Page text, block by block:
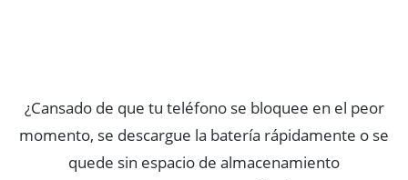
¿Cansado de que tu teléfono se bloquee en el peor
momento, se descargue la batería rápidamente o se
quede sin espacio de almacenamiento